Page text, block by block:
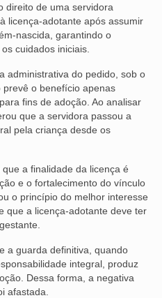
direito de uma servidora
licença-adotante após assumir
nascida, garantindo o
cuidados iniciais.
administrativa do pedido, sob o
o benefício apenas
fins de adoção. Ao analisar
que a servidora passou a
pela criança desde os
a finalidade da licença é
e o fortalecimento do vínculo
o princípio do melhor interesse
que a licença-adotante deve ter
a guarda definitiva, quando
integral, produz
Dessa forma, a negativa
afastada.